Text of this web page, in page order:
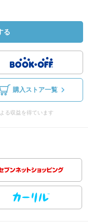
る
購入ストア一覧
る収益を得ています